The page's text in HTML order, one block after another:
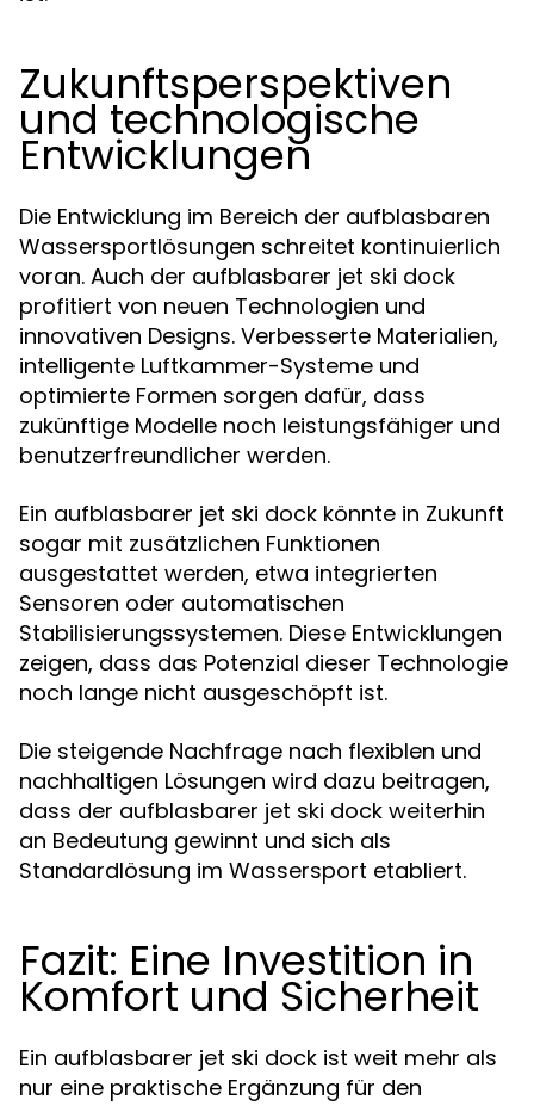
Zukunftsperspektiven
und technologische
Entwicklungen
Die Entwicklung im Bereich der aufblasbaren
Wassersportlösungen schreitet kontinuierlich
voran. Auch der aufblasbarer jet ski dock
profitiert von neuen Technologien und
innovativen Designs. Verbesserte Materialien,
intelligente Luftkammer-Systeme und
optimierte Formen sorgen dafür, dass
zukünftige Modelle noch leistungsfähiger und
benutzerfreundlicher werden.
Ein aufblasbarer jet ski dock könnte in Zukunft
sogar mit zusätzlichen Funktionen
ausgestattet werden, etwa integrierten
Sensoren oder automatischen
Stabilisierungssystemen. Diese Entwicklungen
zeigen, dass das Potenzial dieser Technologie
noch lange nicht ausgeschöpft ist.
Die steigende Nachfrage nach flexiblen und
nachhaltigen Lösungen wird dazu beitragen,
dass der aufblasbarer jet ski dock weiterhin
an Bedeutung gewinnt und sich als
Standardlösung im Wassersport etabliert.
Fazit: Eine Investition in
Komfort und Sicherheit
Ein aufblasbarer jet ski dock ist weit mehr als
nur eine praktische Ergänzung für den